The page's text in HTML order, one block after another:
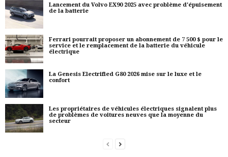
Lancement du Volvo EX90 2025 avec problème d'épuisement
de la batterie
Ferrari pourrait proposer un abonnement de 7 500 $ pour le
service et le remplacement de la batterie du véhicule
électrique
La Genesis Electrified G80 2026 mise sur le luxe et le
confort
Les propriétaires de véhicules électriques signalent plus
de problèmes de voitures neuves que la moyenne du
secteur